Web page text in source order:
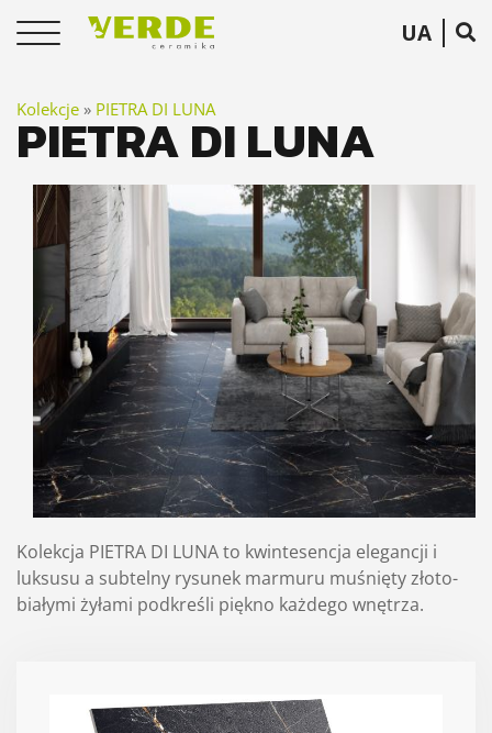
UA
PIETRA DI LUNA
Kolekcje » PIETRA DI LUNA
Kolekcja PIETRA DI LUNA to kwintesencja elegancji i
luksusu a subtelny rysunek marmuru muśnięty złoto-
białymi żyłami podkreśli piękno każdego wnętrza.